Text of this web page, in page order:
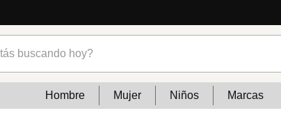
Hombre Mujer Niños Marcas